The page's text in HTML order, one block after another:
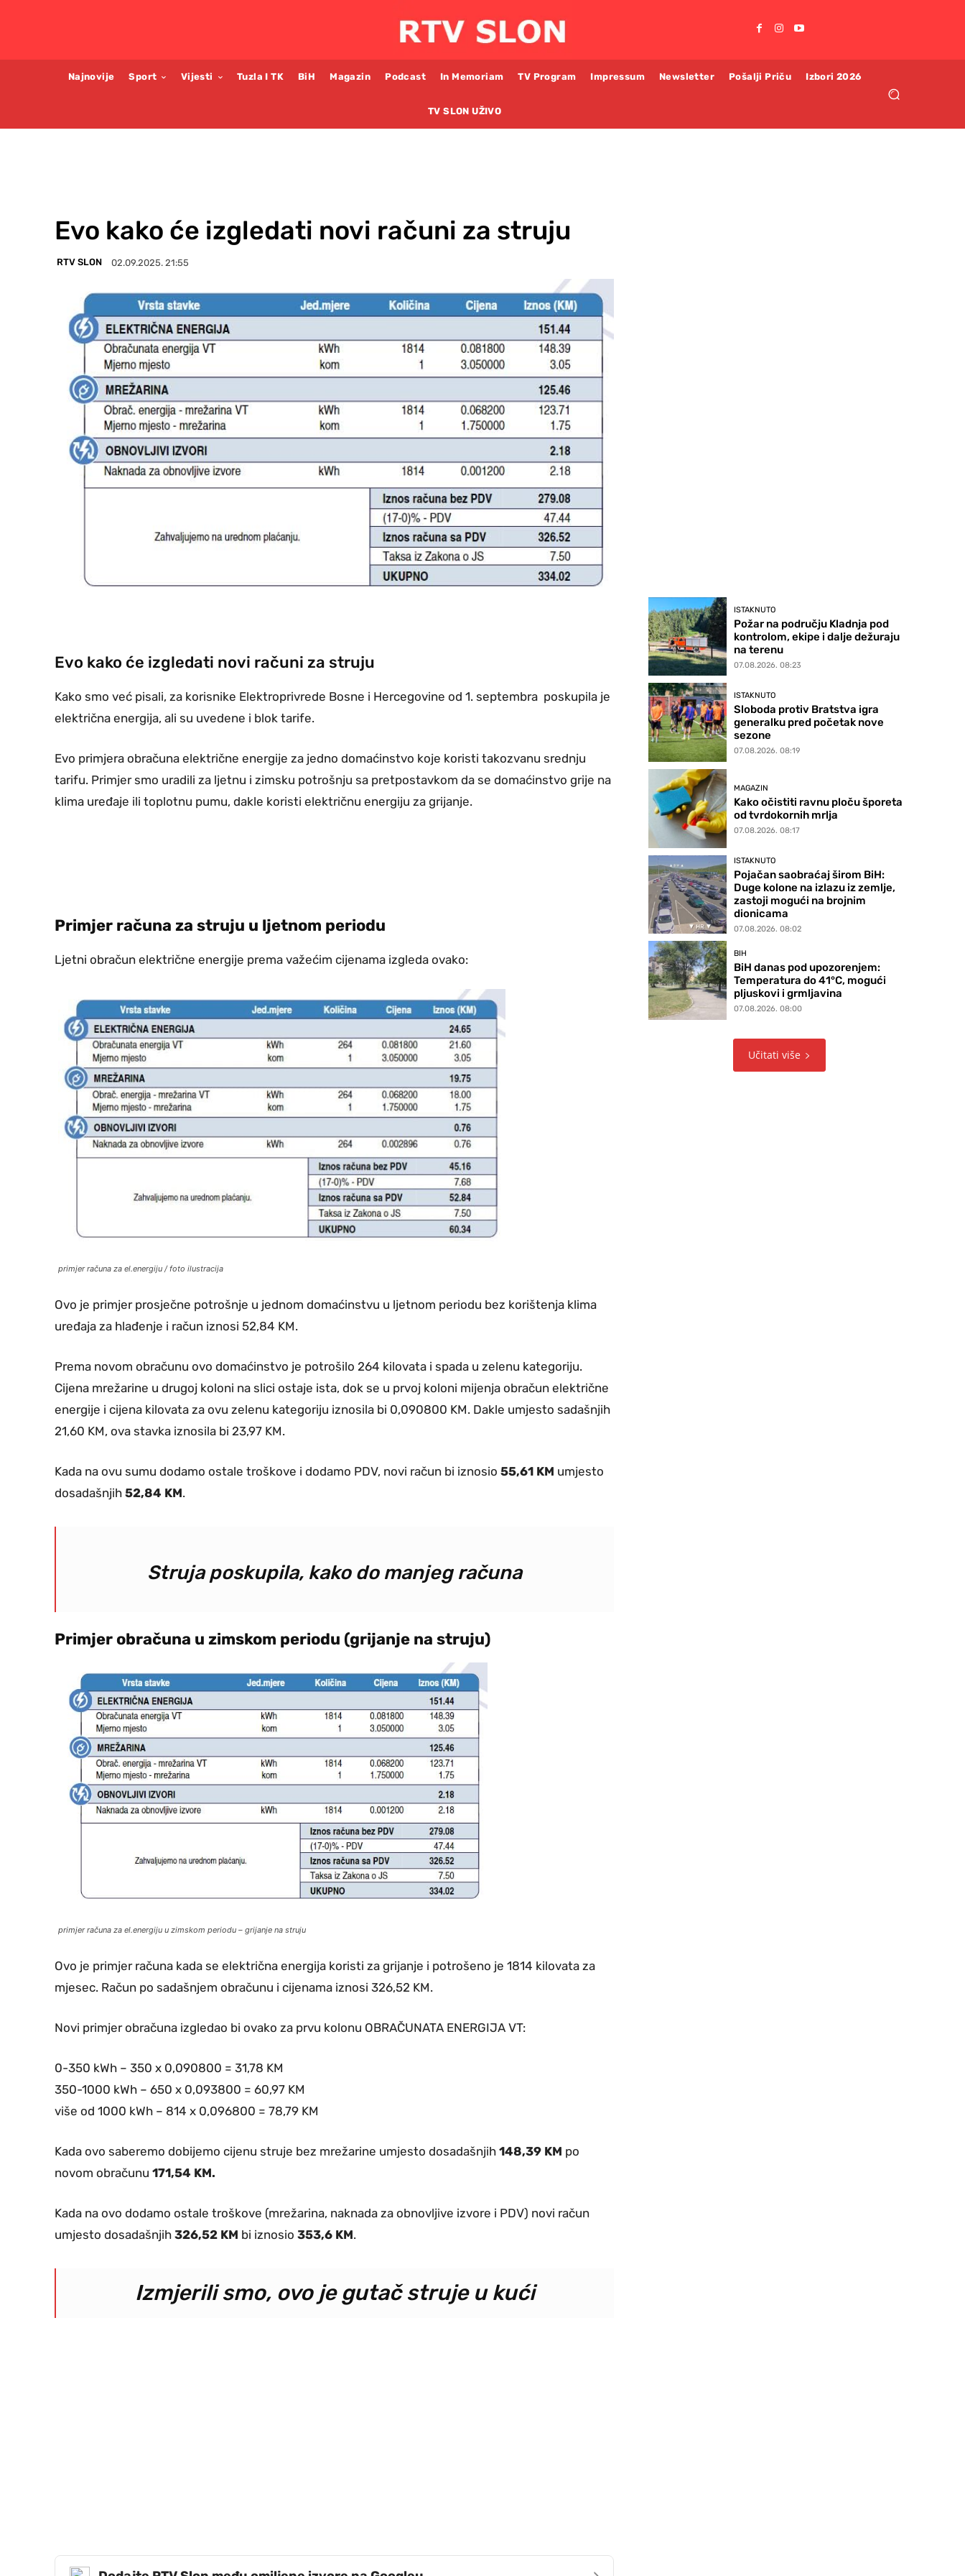
Najnovije Sport Vijesti Tuzla I TK BiH Magazin Podcast In Memoriam TV Program Impressum Newsletter Pošalji Priču Izbori 2026
TV SLON UŽIVO
Evo kako će izgledati novi računi za struju
RTV SLON 02.09.2025. 21:55
Evo kako će izgledati novi računi za struju
Kako smo već pisali, za korisnike Elektroprivrede Bosne i Hercegovine od 1. septembra poskupila je
električna energija, ali su uvedene i blok tarife.
Evo primjera obračuna električne energije za jedno domaćinstvo koje koristi takozvanu srednju
tarifu. Primjer smo uradili za ljetnu i zimsku potrošnju sa pretpostavkom da se domaćinstvo grije na
klima uređaje ili toplotnu pumu, dakle koristi električnu energiju za grijanje.
Primjer računa za struju u ljetnom periodu
Ljetni obračun električne energije prema važećim cijenama izgleda ovako:
primjer računa za el.energiju / foto ilustracija
Ovo je primjer prosječne potrošnje u jednom domaćinstvu u ljetnom periodu bez korištenja klima
uređaja za hlađenje i račun iznosi 52,84 KM.
Prema novom obračunu ovo domaćinstvo je potrošilo 264 kilovata i spada u zelenu kategoriju.
Cijena mrežarine u drugoj koloni na slici ostaje ista, dok se u prvoj koloni mijenja obračun električne
energije i cijena kilovata za ovu zelenu kategoriju iznosila bi 0,090800 KM. Dakle umjesto sadašnjih
21,60 KM, ova stavka iznosila bi 23,97 KM.
Kada na ovu sumu dodamo ostale troškove i dodamo PDV, novi račun bi iznosio 55,61 KM umjesto
dosadašnjih 52,84 KM.
Struja poskupila, kako do manjeg računa
Primjer obračuna u zimskom periodu (grijanje na struju)
primjer računa za el.energiju u zimskom periodu – grijanje na struju
Ovo je primjer računa kada se električna energija koristi za grijanje i potrošeno je 1814 kilovata za
mjesec. Račun po sadašnjem obračunu i cijenama iznosi 326,52 KM.
Novi primjer obračuna izgledao bi ovako za prvu kolonu OBRAČUNATA ENERGIJA VT:
0-350 kWh – 350 x 0,090800 = 31,78 KM
350-1000 kWh – 650 x 0,093800 = 60,97 KM
više od 1000 kWh – 814 x 0,096800 = 78,79 KM
Kada ovo saberemo dobijemo cijenu struje bez mrežarine umjesto dosadašnjih 148,39 KM po
novom obračunu 171,54 KM.
Kada na ovo dodamo ostale troškove (mrežarina, naknada za obnovljive izvore i PDV) novi račun
umjesto dosadašnjih 326,52 KM bi iznosio 353,6 KM.
Izmjerili smo, ovo je gutač struje u kući
ISTAKNUTO
Požar na području Kladnja pod
kontrolom, ekipe i dalje dežuraju
na terenu
07.08.2026. 08:23
ISTAKNUTO
Sloboda protiv Bratstva igra
generalku pred početak nove
sezone
07.08.2026. 08:19
MAGAZIN
Kako očistiti ravnu ploču šporeta
od tvrdokornih mrlja
07.08.2026. 08:17
ISTAKNUTO
Pojačan saobraćaj širom BiH:
Duge kolone na izlazu iz zemlje,
zastoji mogući na brojnim
dionicama
07.08.2026. 08:02
BIH
BiH danas pod upozorenjem:
Temperatura do 41°C, mogući
pljuskovi i grmljavina
07.08.2026. 08:00
Učitati više